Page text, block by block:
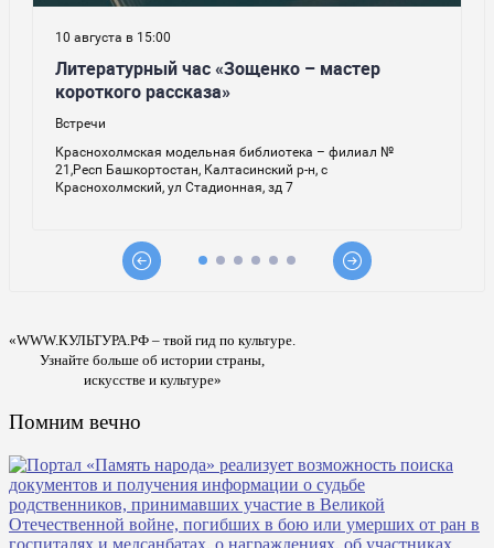
«WWW.КУЛЬТУРА.РФ – твой гид по культуре.
Узнайте больше об истории страны,
искусстве и культуре»
Помним вечно